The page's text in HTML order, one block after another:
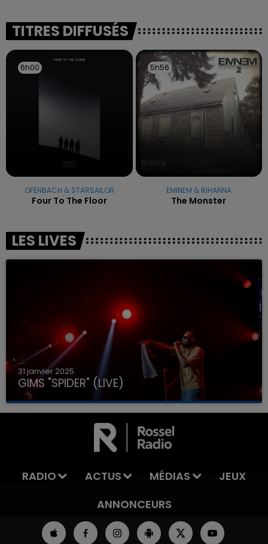
excuses.
TITRES DIFFUSÉS
6h00
6h00
OFENBACH & STARSAILOR
Four To The Floor
5h56
5h56
EMINEM & RIHANNA
The Monster
LES LIVES
31 janvier 2025
GIMS "SPIDER" (LIVE)
RADIO ACTUS MÉDIAS
JEUX
ANNONCEURS